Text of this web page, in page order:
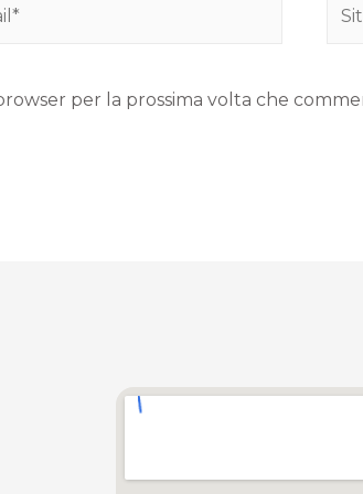
per la prossima volta che